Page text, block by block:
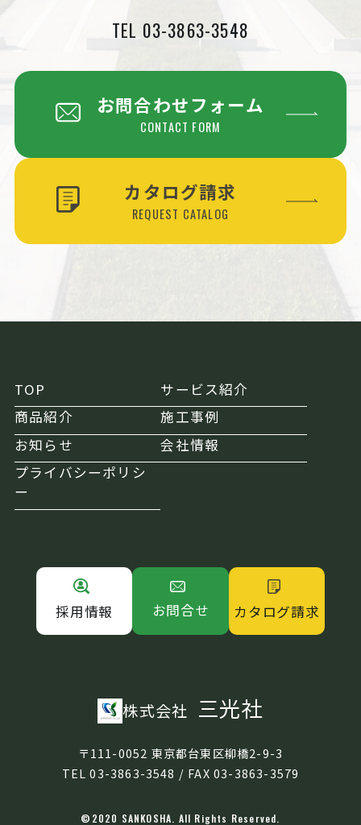
TEL 03-3863-3548
お問合わせフォーム
CONTACT FORM
カタログ請求
REQUEST CATALOG
株式会社 三光社
〒111-0052 東京都台東区柳橋2-9-3
TEL 03-3863-3548 / FAX 03-3863-3579
TOP
サービス紹介
商品紹介
施工事例
お知らせ
会社情報
プライバシーポリシ
ー
採用情報 お問合せ カタログ請求
©2020 SANKOSHA. All Rights Reserved.